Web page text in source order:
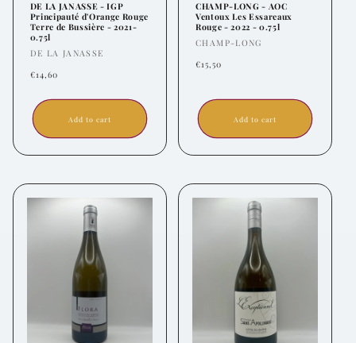
DE LA JANASSE - IGP
Principauté d'Orange Rouge
Terre de Bussière - 2021-
0.75l
Vendor:
DE LA JANASSE
Regular
€14,60
Add to cart
CHAMP-LONG - AOC
Ventoux Les Essareaux
Rouge - 2022 - 0.75l
Vendor:
CHAMP-LONG
Regular
€15,50
Add to cart